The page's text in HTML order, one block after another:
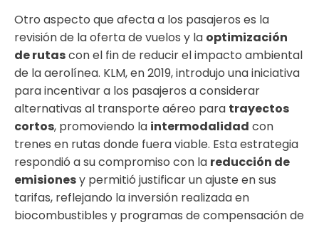
Otro aspecto que afecta a los pasajeros es la
revisión de la oferta de vuelos y la optimización
de rutascon el fin de reducir el impacto ambiental
de la aerolínea. KLM, en 2019, introdujo una iniciativa
para incentivar a los pasajeros a considerar
alternativas al transporte aéreo para trayectos
cortos, promoviendo la intermodalidad con
trenes en rutas donde fuera viable. Esta estrategia
respondió a su compromiso con la reducción de
emisionesy permitió justificar un ajuste en sus
tarifas, reflejando la inversión realizada en
biocombustibles y programas de compensación de